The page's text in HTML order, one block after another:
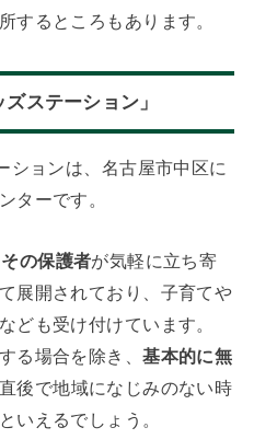
するところもあります。
ステーション」
ションは、名古屋市中区に
ターです。
の保護者が気軽に立ち寄
展開されており、子育てや
ども受け付けています。
る場合を除き、基本的に無
後で地域になじみのない時
いえるでしょう。